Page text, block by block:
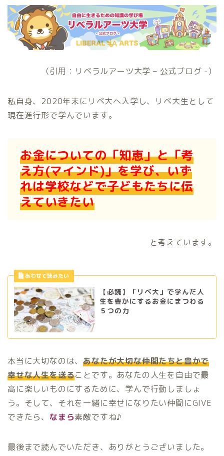
（引用：リベラルアーツ大学 – 公式ブログ -）
私自身、2020年末にリベ大へ入学し、リベ大生として
現在進行形で学んでいます。
お金についての「知恵」と「考
え方(マインド)」を学び、いず
れは学校などで子どもたちに伝
えていきたい
と考えています。
【必読】「リベ大」で学んだ人
生を豊かにするお金にまつわる
５つの力
本当に大切なのは、あなたが大切な仲間たちと豊かで
幸せな人生を送ることです。あなたの人生を自由で最
高に楽しいものにするために、学んで行動しましょ
う。そして、それを一緒に幸せになりたい仲間にGIVE
できたら、 なまら素敵ですね♪
最後まで読んでいただき、ありがとうございました。